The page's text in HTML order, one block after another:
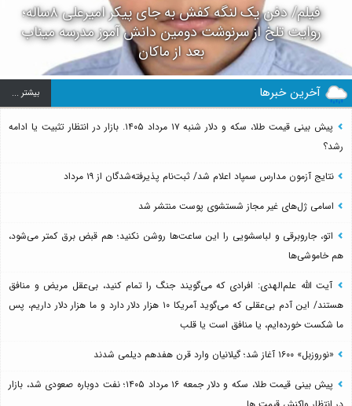
فیلم/ دفن یک لنگه کفش به جای پیکر امیرعلی ۸ساله؛
روایت تلخ از سرنوشت دومین دانش آموز مدرسه میناب
بعد از ماکان
آخرین خبرها بيشتر ...
پیش بینی قیمت طلا، سکه و دلار شنبه ۱۷ مرداد ۱۴۰۵. بازار در انتظار تثبیت یا ادامه
رشد؟
نتایج آزمون مدارس سمپاد اعلام شد/ ثبت‌نام پذیرفته‌شدگان از ۱۹ مرداد
اسامی ژل‌های غیر مجاز شستشوی پوست منتشر شد
اتو، جاروبرقی و لباسشویی را این ساعت‌ها روشن نکنید؛ هم قبض برق کمتر می‌شود،
هم خاموشی‌ها
آیت الله علم‌الهدی: افرادی که می‌گویند جنگ را تمام کنید، بی‌عقل مریض و منافق
هستند/ این آدم بی‌عقلی که می‌گوید آمریکا ۱۰ هزار دلار دارد و ما هزار دلار داریم، پس
ما شکست خورده‌ایم، یا منافق است یا قلب
«نوروزبل» ۱۶۰۰ آغاز شد؛ گیلانیان وارد قرن هفدهم دیلمی شدند
پیش بینی قیمت طلا، سکه و دلار جمعه ۱۶ مرداد ۱۴۰۵؛ نفت دوباره صعودی شد، بازار